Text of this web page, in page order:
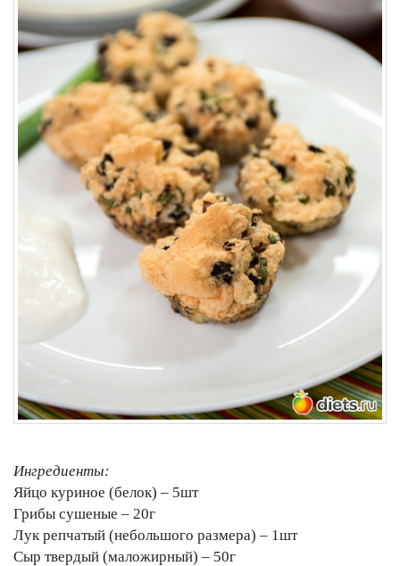
Ингредиенты:
Яйцо куриное (белок) – 5шт
Грибы сушеные – 20г
Лук репчатый (небольшого размера) – 1шт
Сыр твердый (маложирный) – 50г